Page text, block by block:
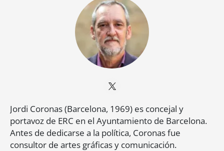
Jordi Coronas (Barcelona, 1969) es concejal y
portavoz de ERC en el Ayuntamiento de Barcelona.
Antes de dedicarse a la política, Coronas fue
consultor de artes gráficas y comunicación.